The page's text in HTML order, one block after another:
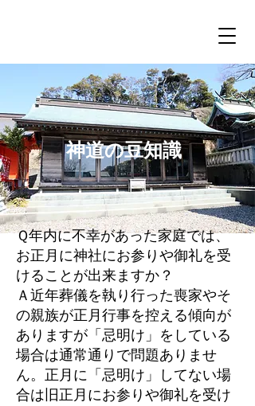
神道の豆知識
Ｑ年内に不幸があった家庭では、
お正月に神社にお参りや御礼を受
けることが出来ますか？
Ａ近年葬儀を執り行った喪家やそ
の親族が正月行事を控える傾向が
ありますが「忌明け」をしている
場合は通常通りで問題ありませ
ん。正月に「忌明け」してない場
合は旧正月にお参りや御礼を受け